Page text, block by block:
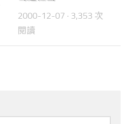
2000-12-07 · 3,353 次
閱讀